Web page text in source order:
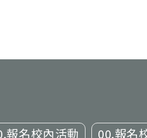
報名校內活動 00.報名